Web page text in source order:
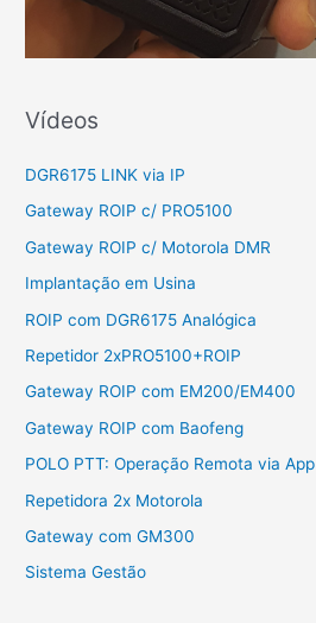
Vídeos
DGR6175 LINK via IP
Gateway ROIP c/ PRO5100
Gateway ROIP c/ Motorola DMR
Implantação em Usina
ROIP com DGR6175 Analógica
Repetidor 2xPRO5100+ROIP
Gateway ROIP com EM200/EM400
Gateway ROIP com Baofeng
POLO PTT: Operação Remota via App
Repetidora 2x Motorola
Gateway com GM300
Sistema Gestão